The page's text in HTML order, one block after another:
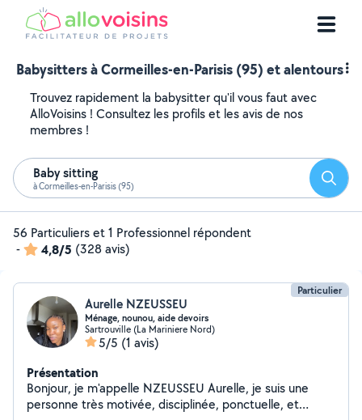
Babysitters à Cormeilles-en-Parisis (95) et alentours
Trouvez rapidement la babysitter qu'il vous faut avec
AlloVoisins ! Consultez les profils et les avis de nos
membres !
Baby sitting
à Cormeilles-en-Parisis (95)
56 Particuliers et 1 Professionnel répondent
-
4,8/5 (328 avis)
Particulier
Aurelle NZEUSSEU
Ménage, nounou, aide devoirs
Sartrouville (La Mariniere Nord)
5/5 (1 avis)
Présentation
Bonjour, je m'appelle NZEUSSEU Aurelle, je suis une
personne très motivée, disciplinée, ponctuelle, et